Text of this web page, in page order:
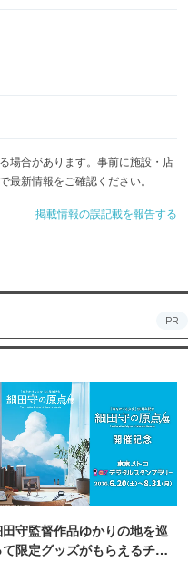
場合があります。事前に施設・店
新情報をご確認ください。
掲載情報の誤記載を報告する
PR
守監督作品ゆかりの地を巡
て限定グッズがもらえるチャ